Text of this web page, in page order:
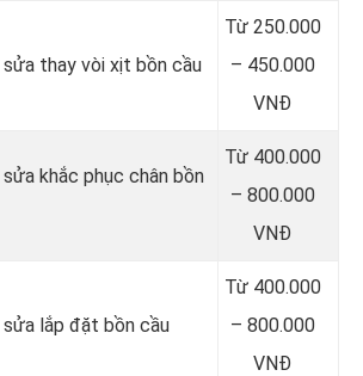
thay vòi xịt bồn cầu
Từ 250.000
– 450.000
VNĐ
khắc phục chân bồn
Từ 400.000
– 800.000
VNĐ
lắp đặt bồn cầu
Từ 400.000
– 800.000
VNĐ